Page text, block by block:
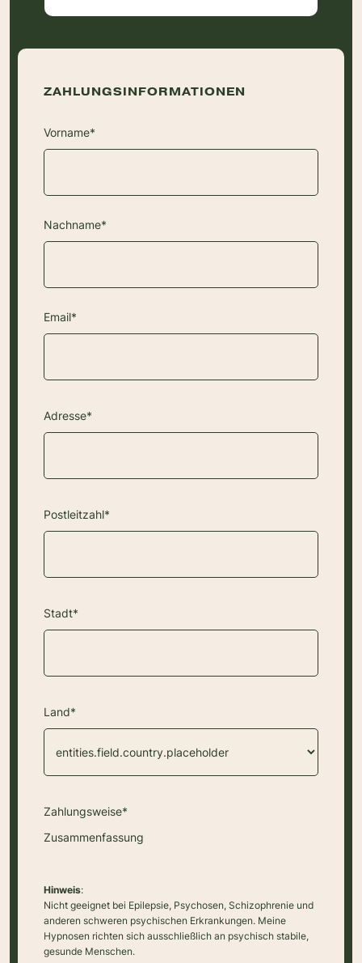
ZAHLUNGSINFORMATIONEN
Vorname*
Nachname*
Email*
Adresse*
Postleitzahl*
Stadt*
Land*
Zahlungsweise*
Zusammenfassung
Hinweis:
Nicht geeignet bei Epilepsie, Psychosen, Schizophrenie und
anderen schweren psychischen Erkrankungen. Meine
Hypnosen richten sich ausschließlich an psychisch stabile,
gesunde Menschen.